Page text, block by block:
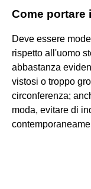
Come portare
Deve essere
rispetto all'uomo
abbastanza
vistosi o troppo
circonferenza;
moda, evitare di